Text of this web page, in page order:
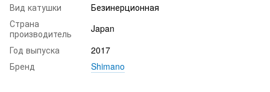
Вид катушки
Безинерционная
Страна
производитель
Japan
Год выпуска
2017
Бренд
Shimano